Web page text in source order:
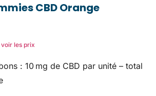
CBD Orange
les prix
: 10 mg de CBD par unité – total